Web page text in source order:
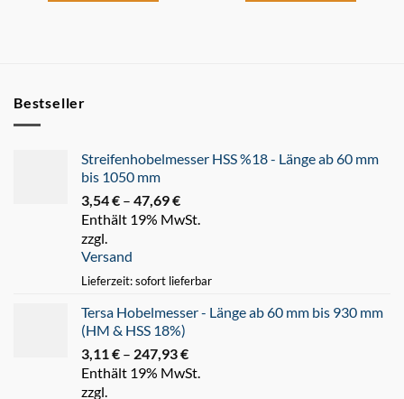
Bestseller
Streifenhobelmesser HSS %18 - Länge ab 60 mm
bis 1050 mm
3,54€ – 47,69€
3,54 €
Enthält 19% MwSt.
zzgl.
Versand
Lieferzeit: sofort lieferbar
Tersa Hobelmesser - Länge ab 60 mm bis 930 mm
(HM & HSS 18%)
3,11€ – 247,93€
3,11 €
Enthält 19% MwSt.
zzgl.